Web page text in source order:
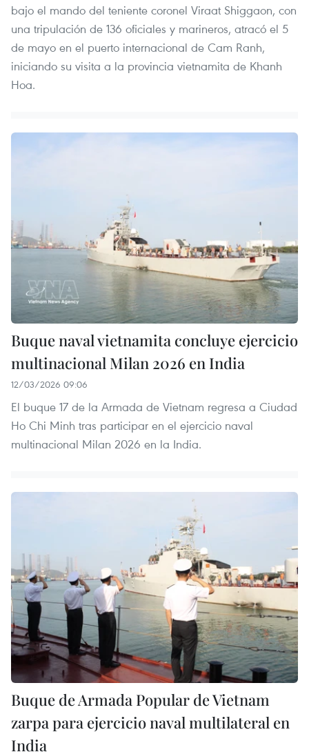
bajo el mando del teniente coronel Viraat Shiggaon, con
una tripulación de 136 oficiales y marineros, atracó el 5
de mayo en el puerto internacional de Cam Ranh,
iniciando su visita a la provincia vietnamita de Khanh
Hoa.
Buque naval vietnamita concluye ejercicio
multinacional Milan 2026 en India
12/03/2026 09:06
El buque 17 de la Armada de Vietnam regresa a Ciudad
Ho Chi Minh tras participar en el ejercicio naval
multinacional Milan 2026 en la India.
Buque de Armada Popular de Vietnam
zarpa para ejercicio naval multilateral en
India